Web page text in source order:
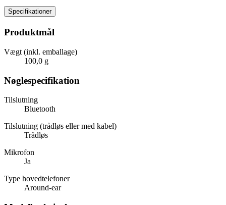
Specifikationer
Produktmål
Vægt (inkl. emballage)
100,0 g
Nøglespecifikation
Tilslutning
Bluetooth
Tilslutning (trådløs eller med kabel)
Trådløs
Mikrofon
Ja
Type hovedtelefoner
Around-ear